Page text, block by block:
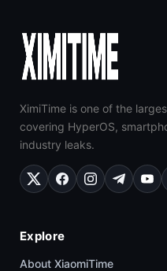
XimiTime is one of the
covering HyperOS,
industry leaks.
Explore
About XiaomiTime